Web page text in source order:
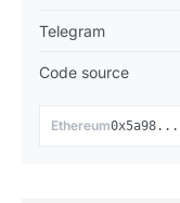
Telegram
Code source
Ethereum